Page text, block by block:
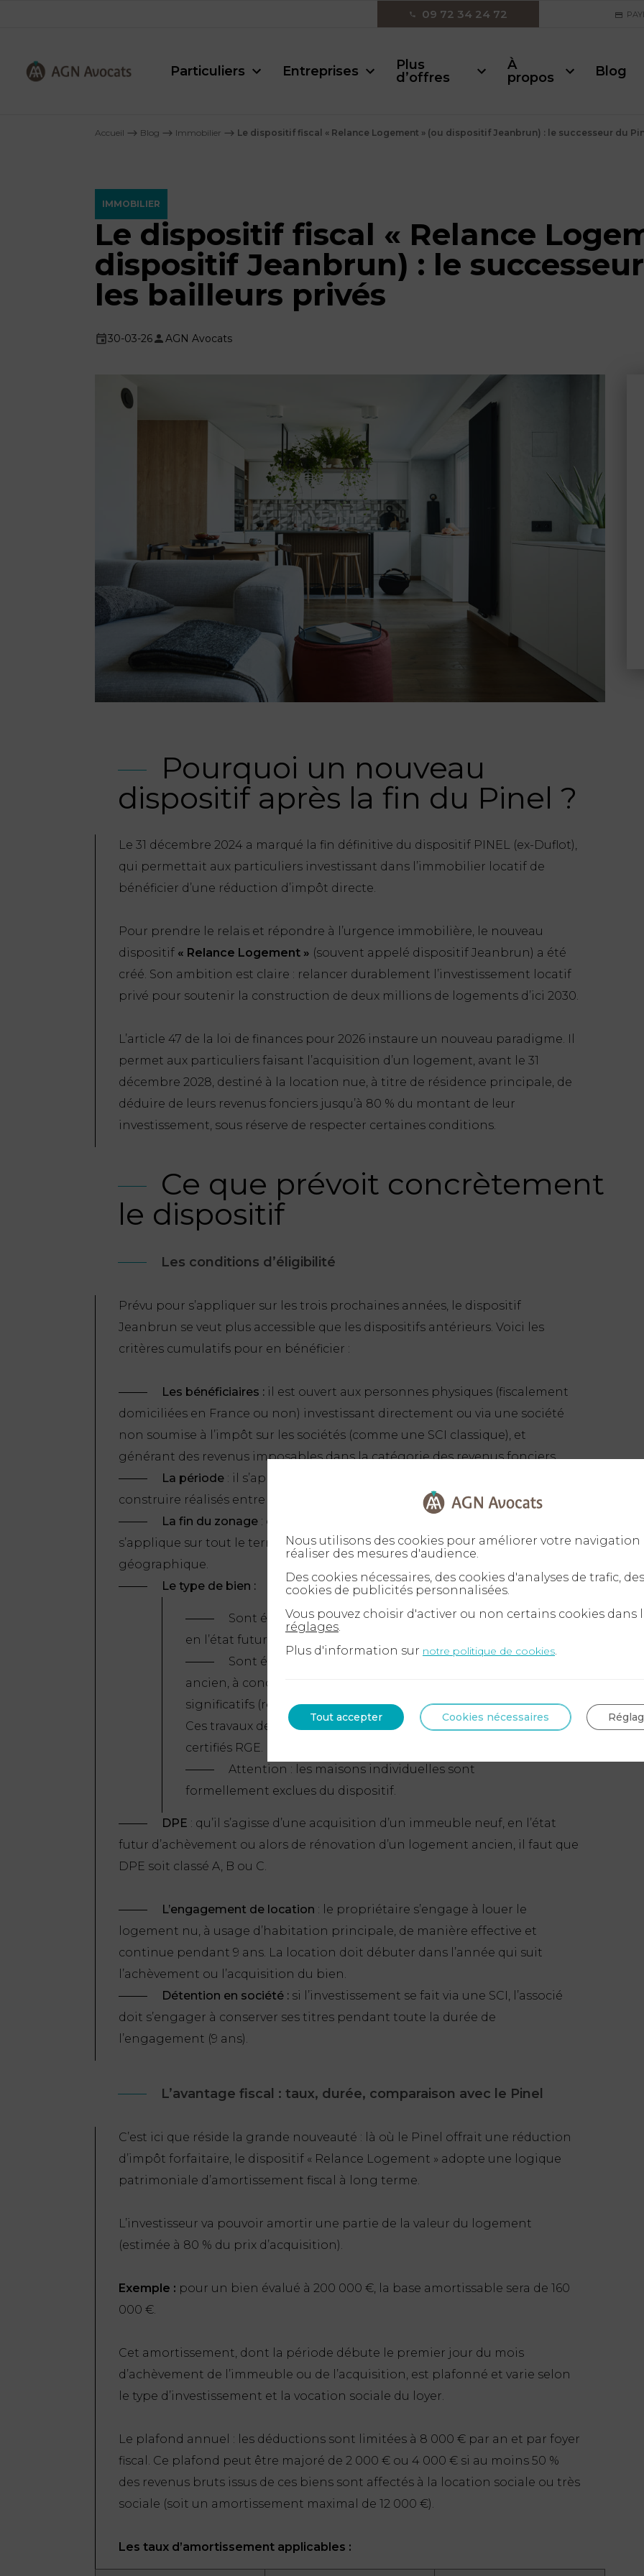
09 72 34 24 72
Particuliers Entreprises
Plus
d’offres
À
propos
Blog
Accueil ⟶ Blog ⟶ Immobilier ⟶ Le dispositif fiscal « Relance Logement » (ou dispositif Jeanbrun) : le successeur du
IMMOBILIER
Le dispositif fiscal « Relance
dispositif Jeanbrun) : le
les bailleurs privés
30-03-26 AGN Avocats
Pourquoi un nouveau
dispositif après la fin du Pinel ?
Le 31 décembre 2024 a marqué la fin définitive du dispositif PINEL (ex-Duflot),
qui permettait aux particuliers investissant dans l’immobilier locatif de
bénéficier d’une réduction d’impôt directe.
Pour prendre le relais et répondre à l’urgence immobilière, le nouveau
dispositif « Relance Logement » (souvent appelé dispositif Jeanbrun) a été
créé. Son ambition est claire : relancer durablement l’investissement locatif
privé pour soutenir la construction de deux millions de logements d’ici 2030.
L’article 47 de la loi de finances pour 2026 instaure un nouveau paradigme. Il
permet aux particuliers faisant l’acquisition d’un logement, avant le 31
décembre 2028, destiné à la location nue, à titre de résidence principale, de
déduire de leurs revenus fonciers jusqu’à 80 % du montant de leur
investissement, sous réserve de respecter certaines conditions.
Ce que prévoit concrètement
le dispositif
Les conditions d’éligibilité
Prévu pour s’appliquer sur les trois prochaines années, le dispositif
Jeanbrun se veut plus accessible que les dispositifs antérieurs. Voici les
critères cumulatifs pour en bénéficier :
Les bénéficiaires : il est ouvert aux personnes physiques (fiscalement
domiciliées en France ou non) investissant directement ou via une société
non soumise à l’impôt sur les sociétés (comme une SCI classique), et
générant des revenus imposables dans la catégorie des revenus fonciers.
La période : il s’applique aux acquisitions ou aux dépôts de permis de
construire réalisés entre le 21 février 2026 et le 31 décembre 2028.
La fin du zonage : contrairement au Pinel, le dispositif Jeanbrun
s’applique sur tout le territoire français, sans condition de zone
géographique.
Le type de bien :
Sont éligibles les immeubles collectifs acquis neufs ou
en l’état futur d’achèvement.
Sont également éligibles les biens dans l’immobilier
ancien, à condition d’y réaliser des travaux de rénovation
significatifs (représentant au moins 30 % de la valeur du bien).
Ces travaux devant être réalisés par des professionnels
certifiés RGE.
Attention : les maisons individuelles sont
formellement exclues du dispositif.
DPE : qu’il s’agisse d’une acquisition d’un immeuble neuf, en l’état
futur d’achèvement ou alors de rénovation d’un logement ancien, il faut que
DPE soit classé A, B ou C.
L’engagement de location : le propriétaire s’engage à louer le
logement nu, à usage d’habitation principale, de manière effective et
continue pendant 9 ans. La location doit débuter dans l’année qui suit
l’achèvement ou l’acquisition du bien.
Détention en société : si l’investissement se fait via une SCI, l’associé
doit s’engager à conserver ses titres pendant toute la durée de
l’engagement (9 ans).
L’avantage fiscal : taux, durée, comparaison avec le Pinel
C’est ici que réside la grande nouveauté : là où le Pinel offrait une réduction
d’impôt forfaitaire, le dispositif « Relance Logement » adopte une logique
patrimoniale d’amortissement fiscal à long terme.
L’investisseur va pouvoir amortir une partie de la valeur du logement
(estimée à 80 % du prix d’acquisition).
Exemple : pour un bien évalué à 200 000 €, la base amortissable sera de 160
000 €.
Cet amortissement, dont la période débute le premier jour du mois
d’achèvement de l’immeuble ou de l’acquisition, est plafonné et varie selon
le type d’investissement et la vocation sociale du loyer.
Le plafond annuel : les déductions sont limitées à 8 000 € par an et par foyer
fiscal. Ce plafond peut être majoré de 2 000 € ou 4 000 € si au moins 50 %
des revenus bruts issus de ces biens sont affectés à la location sociale ou très
sociale (soit un amortissement maximal de 12 000 €).
Les taux d’amortissement applicables :
Nous utilisons des cookies pour améliorer votre navigation
réaliser des mesures d'audience.
Des cookies nécessaires, des cookies d'analyses de trafic, des
cookies de publicités personnalisées.
Vous pouvez choisir d'activer ou non certains cookies dans
réglages
Plus d'information sur notre politique de cookies
Tout accepter Cookies nécessaires